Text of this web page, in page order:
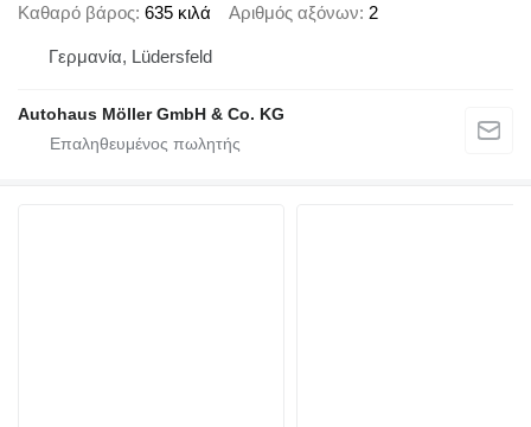
Καθαρό βάρος 635 κιλά Αριθμός αξόνων 2
Γερμανία, Lüdersfeld
Autohaus Möller GmbH & Co. KG